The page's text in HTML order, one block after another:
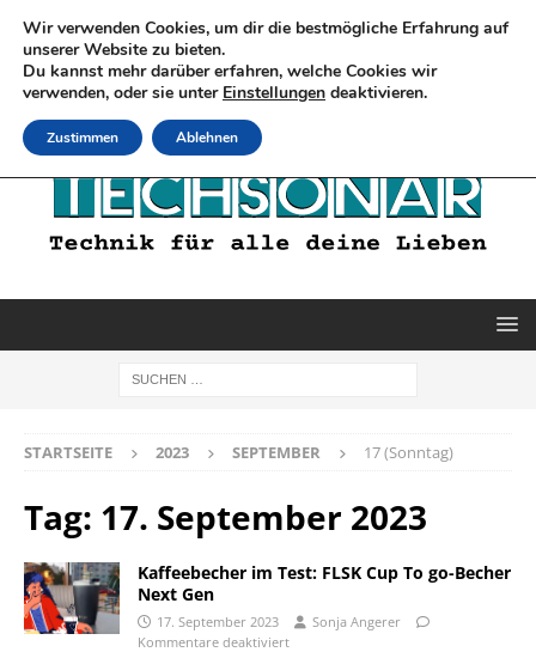
STARTSEITE 2023 SEPTEMBER 17 (Sonntag)
Tag: 17. September 2023
Kaffeebecher im Test: FLSK Cup To go-Becher
Next Gen
17. September 2023
Sonja Angerer
Kommentare deaktiviert
Wir verwenden Cookies, um dir die bestmögliche Erfahrung auf
unserer Website zu bieten.
Du kannst mehr darüber erfahren, welche Cookies wir
verwenden, oder sie unter Einstellungen deaktivieren.
Zustimmen Ablehnen